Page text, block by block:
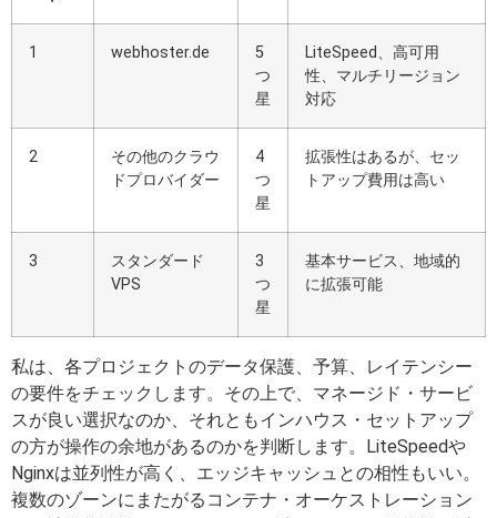
1 webhoster.de
5
つ
星
LiteSpeed、高可用
性、マルチリージョン
対応
2
その他のクラウ
ドプロバイダー
4
つ
星
拡張性はあるが、セッ
トアップ費用は高い
3
スタンダード
VPS
3
つ
星
基本サービス、地域的
に拡張可能
私は、各プロジェクトのデータ保護、予算、レイテンシー
の要件をチェックします。その上で、マネージド・サービ
スが良い選択なのか、それともインハウス・セットアップ
の方が操作の余地があるのかを判断します。LiteSpeedや
Nginxは並列性が高く、エッジキャッシュとの相性もいい。
複数のゾーンにまたがるコンテナ・オーケストレーション